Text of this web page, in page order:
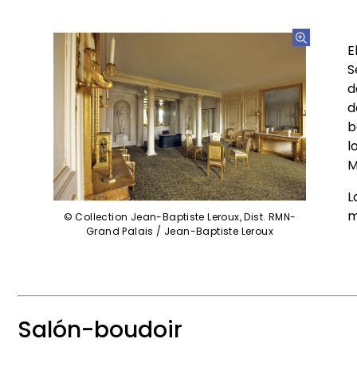
© Collection Jean-Baptiste Leroux, Dist. RMN-
Grand Palais / Jean-Baptiste Leroux
Salón-boudoir